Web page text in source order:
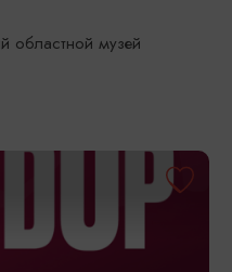
областной музей